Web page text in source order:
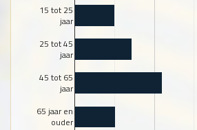
15 tot 25
jaar
25 tot 45
jaar
45 tot 65
jaar
65 jaar en
ouder